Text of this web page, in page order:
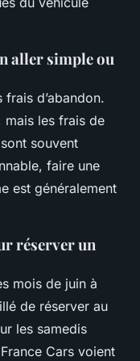
aller simple ou
d’abandon.
mais les frais de
souvent
faire une
est généralement
réserver un
mois de juin à
de réserver au
les samedis
Cars voient